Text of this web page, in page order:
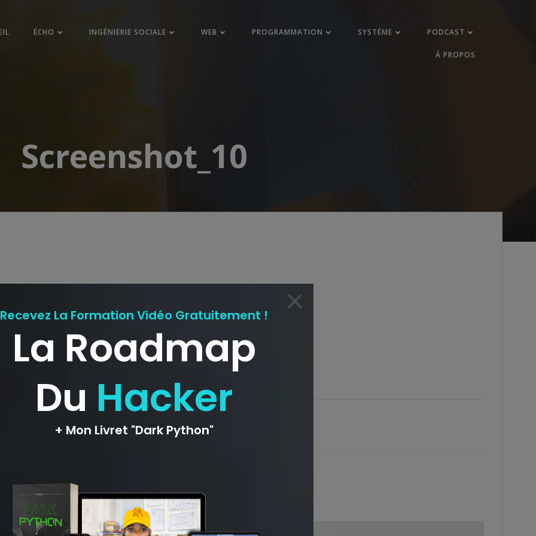
ÉCHO INGÉNIERIE SOCIALE WEB PROGRAMMATION SYSTÉME PODCAST
Á PROPOS
Screenshot_10
sont indiqués avec*